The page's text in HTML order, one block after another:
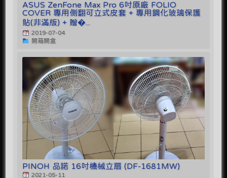
ASUS ZenFone Max Pro 6吋原廠 FOLIO
COVER 專用側翻可立式皮套 + 專用鋼化玻璃保護
貼(非滿版) + 贈�...
2019-07-04
開箱開盒
PINOH 品諾 16吋機械立扇 (DF-1681MW)
2021-05-11